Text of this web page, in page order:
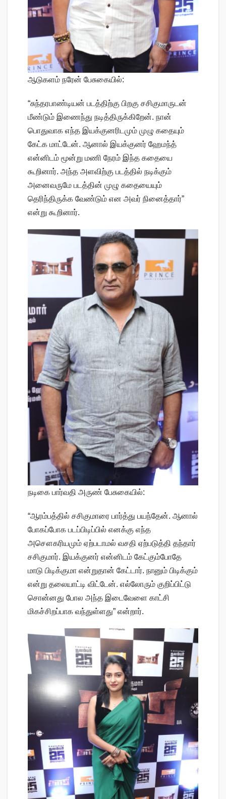
ஆடுகளம் நரேன் பேசுகையில்:
“சுந்தரபாண்டியன் படத்திற்கு பிறகு சசிகுமாருடன்
மீண்டும் இணைந்து நடித்திருக்கிறேன். நான்
பொதுவாக எந்த இயக்குனரிடமும் முழு கதையும்
கேட்க மாட்டேன். ஆனால் இயக்குனர் ஹேமந்த்
என்னிடம் மூன்று மணி நேரம் இந்த கதையை
கூறினார். அந்த அளவிற்கு படத்தில் நடிக்கும்
அனைவருமே படத்தின் முழு கதையையும்
தெரிந்திருக்க வேண்டும் என அவர் நினைத்தார்”
என்று கூறினார்.
நடிகை பார்வதி அருண் பேசுகையில்:
“ஆரம்பத்தில் சசிகுமாரை பார்த்து பயந்தேன். ஆனால்
போகப்போக படப்பிடிப்பில் எனக்கு எந்த
அசௌகரியமும் ஏற்படாமல் வசதி ஏற்படுத்தி தந்தார்
சசிகுமார். இயக்குனர் என்னிடம் கேட்கும்போதே
மாடு பிடிக்குமா என்றுதான் கேட்டார். நானும் பிடிக்கும்
என்று தலையாட்டி விட்டேன். எல்லோரும் குறிப்பிட்டு
சொன்னது போல அந்த இடைவேளை காட்சி
மிகச்சிறப்பாக வந்துள்ளது” என்றார்.